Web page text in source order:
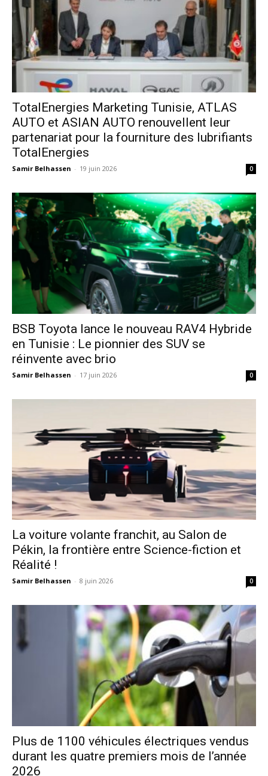
TotalEnergies Marketing Tunisie, ATLAS
AUTO et ASIAN AUTO renouvellent leur
partenariat pour la fourniture des lubrifiants
TotalEnergies
Samir Belhassen - 19 juin 2026 0
​BSB Toyota lance le nouveau RAV4 Hybride
en Tunisie : Le pionnier des SUV se
réinvente avec brio
Samir Belhassen - 17 juin 2026 0
La voiture volante franchit, au Salon de
Pékin, la frontière entre Science-fiction et
Réalité !
Samir Belhassen - 8 juin 2026 0
Plus de 1100 véhicules électriques vendus
durant les quatre premiers mois de l’année
2026